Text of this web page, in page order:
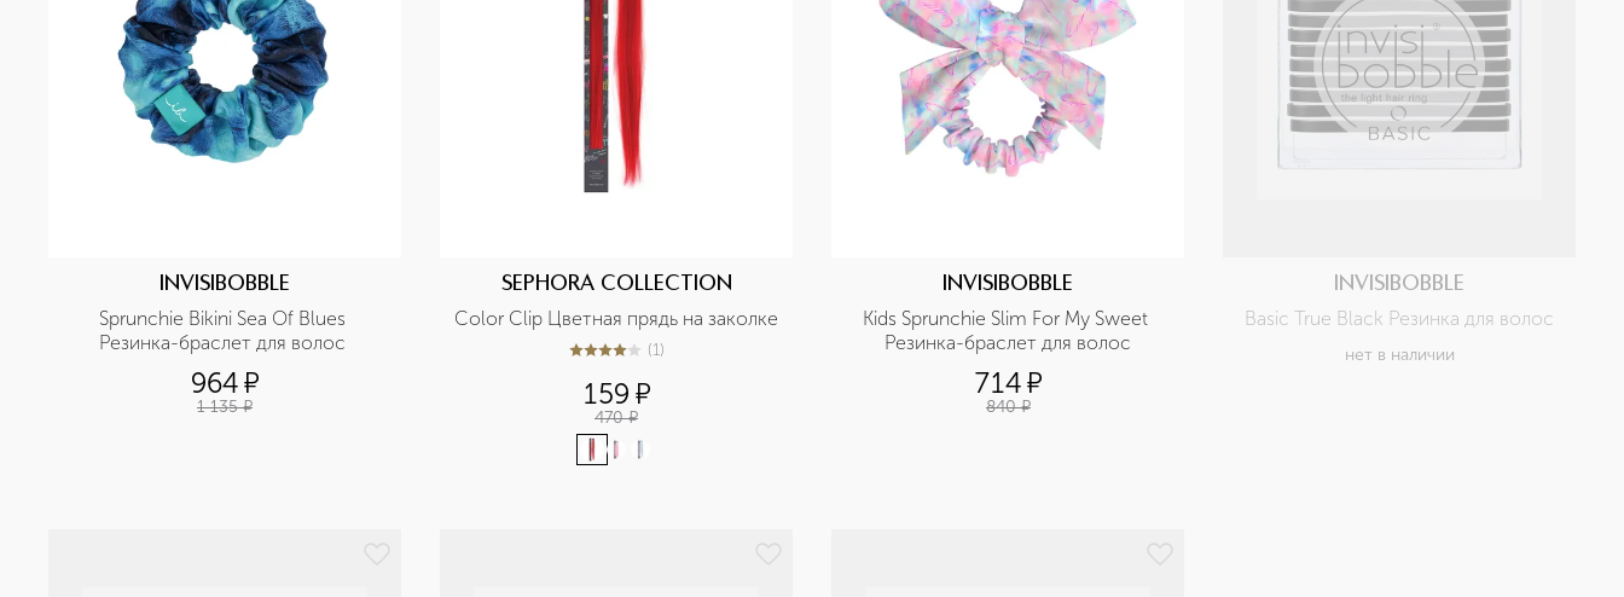
INVISIBOBBLE
Sprunchie Bikini Sea Of Blues
964¤
1 135 ¤
SEPHORA COLLECTION
Color Clip Цветная прядь на заколке
4из 51 (1)
159 ¤
470 ¤
INVISIBOBBLE
Kids Sprunchie Slim For My Sweet
Резинка-браслет для волос
714¤
840 ¤
INVISIBOBBLE
Basic True Black Резинка для волос
нет в наличии